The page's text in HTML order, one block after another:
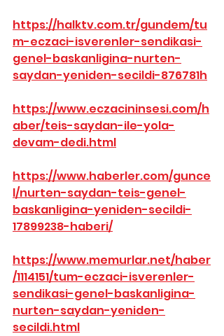
https://halktv.com.tr/gundem/tu
m-eczaci-isverenler-sendikasi-
genel-baskanligina-nurten-
saydan-yeniden-secildi-876781h
https://www.eczacininsesi.com/h
aber/teis-saydan-ile-yola-
devam-dedi.html
https://www.haberler.com/gunce
l/nurten-saydan-teis-genel-
baskanligina-yeniden-secildi-
17899238-haberi/
https://www.memurlar.net/haber
/1114151/tum-eczaci-isverenler-
sendikasi-genel-baskanligina-
nurten-saydan-yeniden-
secildi.html